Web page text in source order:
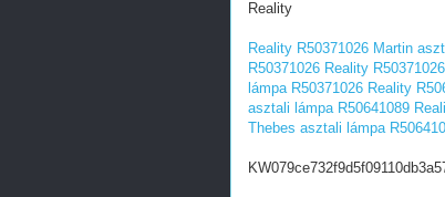
Reality
Reality R50371026 Martin
R50371026 Reality
lámpa R50371026 Reality
asztali lámpa R50641089
Thebes asztali lámpa